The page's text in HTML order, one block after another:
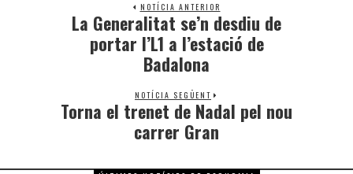
NOTÍCIA ANTERIOR
La Generalitat se’n desdiu de
portar l’L1 a l’estació de
Badalona
NOTÍCIA SEGÜENT
Torna el trenet de Nadal pel nou
carrer Gran